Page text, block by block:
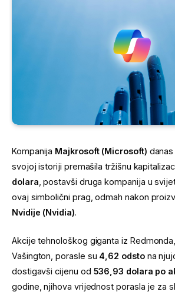
Kompanija Majkrosoft (Microsoft)
svojoj istoriji premašila tržišnu
dolara , postavši druga kompanija u
ovaj simbolični prag, odmah nakon
Nvidije (Nvidia).
Akcije tehnološkog giganta iz
Vašington, porasle su 4,62 odstona
dostigavši cijenu od 536,93 dolara po
godine, njihova vrijednost porasla je za